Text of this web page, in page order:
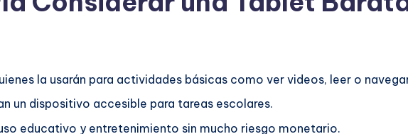
la usarán para actividades básicas como ver videos, leer o
un dispositivo accesible para tareas escolares.
educativo y entretenimiento sin mucho riesgo monetario.